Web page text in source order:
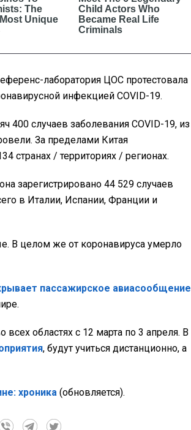
лаборатория ЦОС протестовала
инфекцией COVID-19.
400 случаев заболевания COVID-19, из
За пределами Китая
странах / территориях / регионах.
зарегистрировано 44 529 случаев
в Италии, Испании, Франции и
В целом же от коронавируса умерло
пассажирское авиасообщение
всех областях с 12 марта по 3 апреля. В
, будут учиться дистанционно, а
хроника (обновляется).